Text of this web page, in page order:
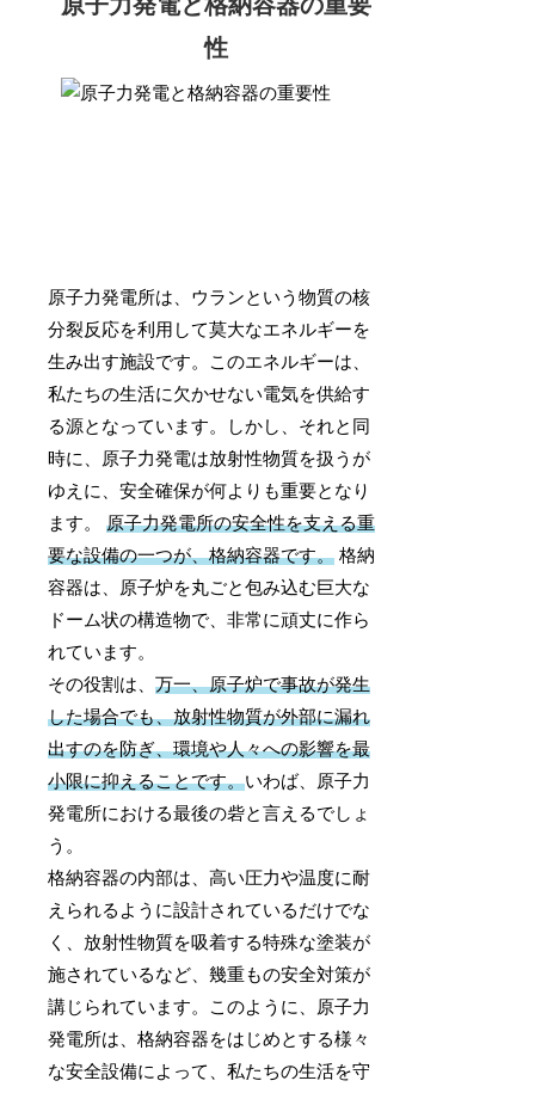
性
原子力発電所は、ウランという物質の核
分裂反応を利用して莫大なエネルギーを
生み出す施設です。このエネルギーは、
私たちの生活に欠かせない電気を供給す
る源となっています。しかし、それと同
時に、原子力発電は放射性物質を扱うが
ゆえに、安全確保が何よりも重要となり
ます。原子力発電所の安全性を支える重
要な設備の一つが、格納容器です。 格納
容器は、原子炉を丸ごと包み込む巨大な
ドーム状の構造物で、非常に頑丈に作ら
れています。
その役割は、万一、原子炉で事故が発生
した場合でも、放射性物質が外部に漏れ
出すのを防ぎ、環境や人々への影響を最
小限に抑えることです。いわば、原子力
発電所における最後の砦と言えるでしょ
う。
格納容器の内部は、高い圧力や温度に耐
えられるように設計されているだけでな
く、放射性物質を吸着する特殊な塗装が
施されているなど、幾重もの安全対策が
講じられています。このように、原子力
発電所は、格納容器をはじめとする様々
な安全設備によって、私たちの生活を守